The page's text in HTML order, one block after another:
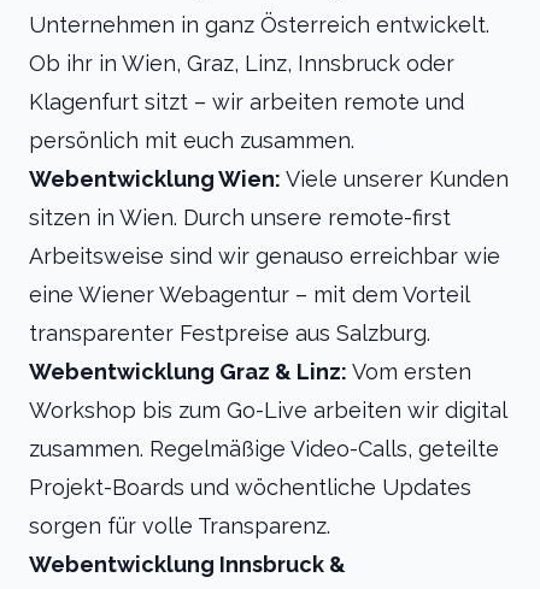
Unternehmen in ganz Österreich entwickelt.
Ob ihr in Wien, Graz, Linz, Innsbruck oder
Klagenfurt sitzt – wir arbeiten remote und
persönlich mit euch zusammen.
Webentwicklung Wien: Viele unserer Kunden
sitzen in Wien. Durch unsere remote-first
Arbeitsweise sind wir genauso erreichbar wie
eine Wiener Webagentur – mit dem Vorteil
transparenter Festpreise aus Salzburg.
Webentwicklung Graz & Linz: Vom ersten
Workshop bis zum Go-Live arbeiten wir digital
zusammen. Regelmäßige Video-Calls, geteilte
Projekt-Boards und wöchentliche Updates
sorgen für volle Transparenz.
Webentwicklung Innsbruck &